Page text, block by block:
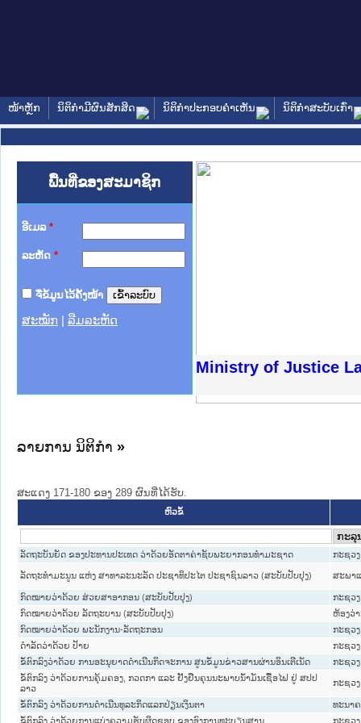
ໜ້າຫຼັກ ນິຕິກໍາມີຜົນສັກສິດ ນິຕິກໍາປະກອບຄໍາເຫັນ ນິຕິກໍາສະບັບເກົ່າ
ພື້ນທີ່ຂອງສະມາຊິກ
ອີເມລ *
ລະຫັດ *
ຈື່ຂໍ້ມູນໄວ້ຄັ້ງໜ້າ
ສະໝັກ ລືມລະຫັດ
Ministry of Justice
າຊົນ ພາກເໜືອ
ການ
ກາງ
ໃຕ້
ຕຳຫຼວດປະຊາຊົນ
ສັນຕິບານປະຊາຊົນ
ກເໜືອ
າຊົນ ພາກກາງ
ລາຍການ ນິຕິກໍາ »
ສະແດງ 171-180 ຂອງ 289 ຜົນທີ່ໄດ້ຮັບ.
ຫົວຂໍ້
ລັດຖະບັນຍັດ ຂອງປະທານປະເທດ ວ່າດ້ວຍອັດຕາຄ່າຊັບພະຍາກອນທຳມະຊາດ ກະຊວງ
ລັດຖະທຳມະນູນ ແຫ່ງ ສາທາລະນະລັດ ປະຊາທິປະໄຕ ປະຊາຊົນລາວ (ສະບັບປັບປຸງ) ສະພາ
ກົດໝາຍວ່າດ້ວຍ ສ່ວຍສາອາກອນ (ສະບັບປັບປຸງ)
ກະຊວງ
ກົດໝາຍວ່າດ້ວຍ ລັດຖະບານ (ສະບັບປັບປຸງ)
ຫ້ອງວ່
ກົດໝາຍວ່າດ້ວຍ ພະນັກງານ-ລັດຖະກອນ
ກະຊວ
ດຳລັດວ່າດ້ວຍ ປ້າຍ
ກະຊວ
ຂໍ້ຕົກລົງວ່າດ້ວຍ ການອະນຸຍາດດຳເນີນກິດຈະການ ສູນຂໍ້ມູນຂ່າວສານຜ່ານອິນເຕີເນັດ
ກະຊວ
ຂໍ້ຕົກລົງ ວ່າດ້ວຍການຄຸ້ມຄອງ, ກວດກາ ແລະ ຢັ້ງຢືນຄຸນນະພາບນ້ຳມັນເຊື້ອໄຟ ຢູ່ ສປປ
ລາວ
ກະຊວ
ຂໍ້ຕົກລົງ ວ່າດ້ວຍການດຳເນີນທຸລະກິດແລກປ່ຽນເງິນຕາ
ທະນາ
ຂໍ້ຕົກລົງ ວ່າດ້ວຍການແບ່ງຄວາມຮັບຜິດຊອບ ຂອງອົງການທະບຽນສານ
ກະຊວ